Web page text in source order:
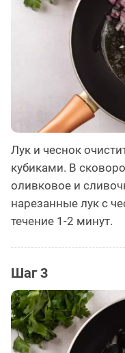
Лук и чеснок
кубиками. В
оливковое и
нарезанные лук с
течение 1-2 минут.
Шаг 3